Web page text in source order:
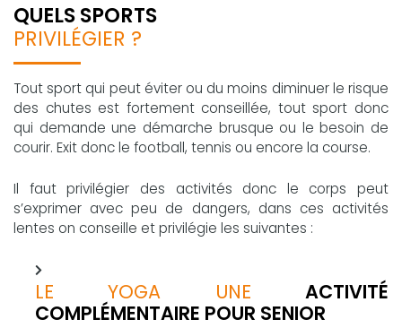
QUELS SPORTS
PRIVILÉGIER ?
Tout sport qui peut éviter ou du moins diminuer le risque
des chutes est fortement conseillée, tout sport donc
qui demande une démarche brusque ou le besoin de
courir. Exit donc le football, tennis ou encore la course.
Il faut privilégier des activités donc le corps peut
s’exprimer avec peu de dangers, dans ces activités
lentes on conseille et privilégie les suivantes :
LE YOGA UNE ACTIVITÉ
COMPLÉMENTAIRE POUR SENIOR